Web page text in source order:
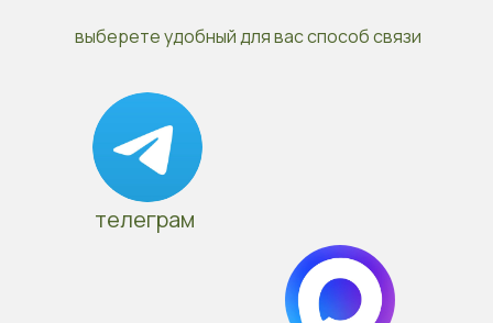
выберете удобный для вас способ связи
телеграм